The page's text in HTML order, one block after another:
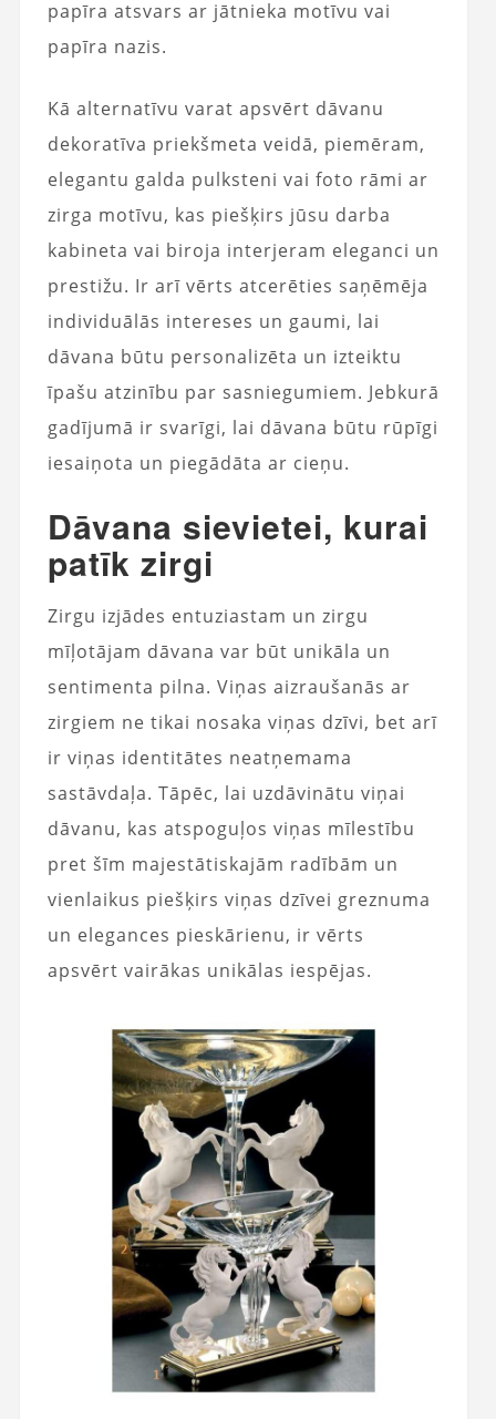
papīra atsvars ar jātnieka motīvu vai
papīra nazis.
Kā alternatīvu varat apsvērt dāvanu
dekoratīva priekšmeta veidā, piemēram,
elegantu galda pulksteni vai foto rāmi ar
zirga motīvu, kas piešķirs jūsu darba
kabineta vai biroja interjeram eleganci un
prestižu. Ir arī vērts atcerēties saņēmēja
individuālās intereses un gaumi, lai
dāvana būtu personalizēta un izteiktu
īpašu atzinību par sasniegumiem. Jebkurā
gadījumā ir svarīgi, lai dāvana būtu rūpīgi
iesaiņota un piegādāta ar cieņu.
Dāvana sievietei, kurai
patīk zirgi
Zirgu izjādes entuziastam un zirgu
mīļotājam dāvana var būt unikāla un
sentimenta pilna. Viņas aizraušanās ar
zirgiem ne tikai nosaka viņas dzīvi, bet arī
ir viņas identitātes neatņemama
sastāvdaļa. Tāpēc, lai uzdāvinātu viņai
dāvanu, kas atspoguļos viņas mīlestību
pret šīm majestātiskajām radībām un
vienlaikus piešķirs viņas dzīvei greznuma
un elegances pieskārienu, ir vērts
apsvērt vairākas unikālas iespējas.